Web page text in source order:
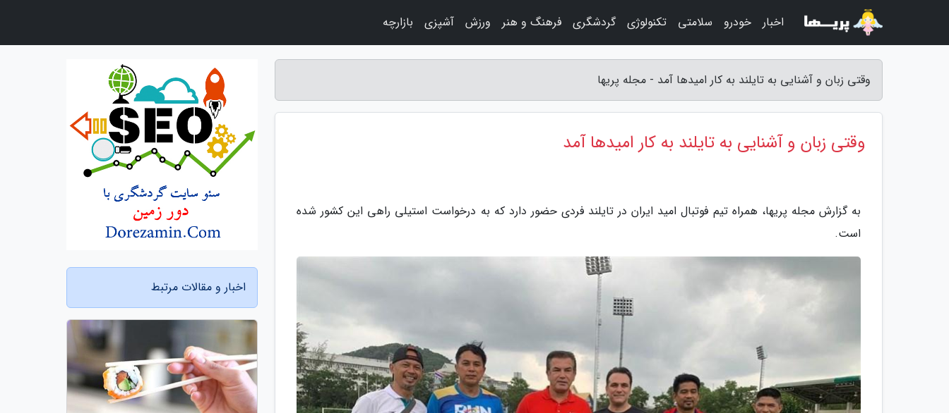
وقتی زبان و آشنایی به تایلند به کار امیدها آمد - مجله پریها
وقتی زبان و آشنایی به تایلند به کار امیدها آمد
به گزارش مجله پریها، همراه تیم فوتبال امید ایران در تایلند فردی حضور دارد که به درخواست استیلی راهی این کشور شده
است.
اخبار و مقالات مرتبط
اخبار خودرو سلامتی تکنولوژی گردشگری فرهنگ و هنر ورزش آشپزی بازارچه